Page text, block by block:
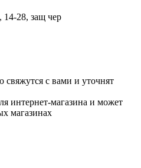
14-28, защ чер
с вами и уточнят
интернет-магазина и может
магазинах